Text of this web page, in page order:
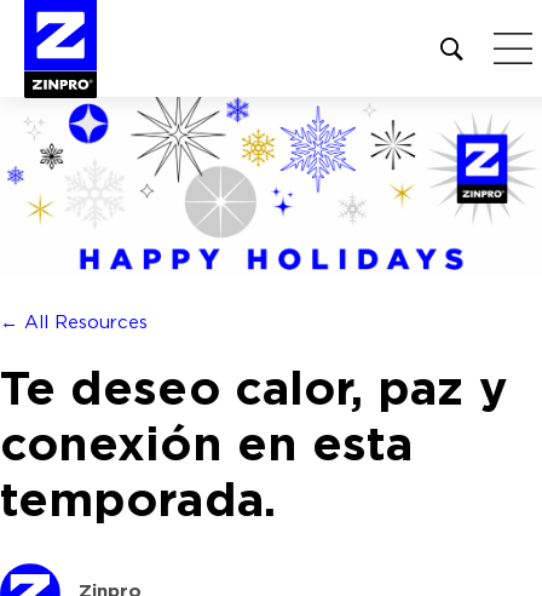
Open
site
form
Buscar:
← All Resources
Te deseo calor, paz y
conexión en esta
temporada.
Zinpro